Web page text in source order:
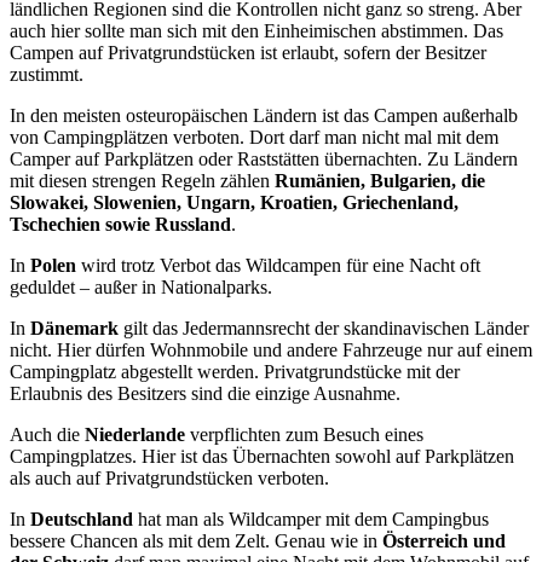
ländlichen Regionen sind die Kontrollen nicht ganz so streng. Aber
auch hier sollte man sich mit den Einheimischen abstimmen. Das
Campen auf Privatgrundstücken ist erlaubt, sofern der Besitzer
zustimmt.
In den meisten osteuropäischen Ländern ist das Campen außerhalb
von Campingplätzen verboten. Dort darf man nicht mal mit dem
Camper auf Parkplätzen oder Raststätten übernachten. Zu Ländern
mit diesen strengen Regeln zählen Rumänien, Bulgarien, die
Slowakei, Slowenien, Ungarn, Kroatien, Griechenland,
Tschechien sowie Russland.
In Polen wird trotz Verbot das Wildcampen für eine Nacht oft
geduldet – außer in Nationalparks.
In Dänemark gilt das Jedermannsrecht der skandinavischen Länder
nicht. Hier dürfen Wohnmobile und andere Fahrzeuge nur auf einem
Campingplatz abgestellt werden. Privatgrundstücke mit der
Erlaubnis des Besitzers sind die einzige Ausnahme.
Auch die Niederlande verpflichten zum Besuch eines
Campingplatzes. Hier ist das Übernachten sowohl auf Parkplätzen
als auch auf Privatgrundstücken verboten.
In Deutschland hat man als Wildcamper mit dem Campingbus
bessere Chancen als mit dem Zelt. Genau wie in Österreich und